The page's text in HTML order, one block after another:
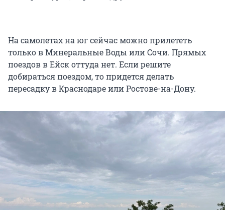
На самолетах на юг сейчас можно прилететь
только в Минеральные Воды или Сочи. Прямых
поездов в Ейск оттуда нет. Если решите
добираться поездом, то придется делать
пересадку в Краснодаре или Ростове-на-Дону.